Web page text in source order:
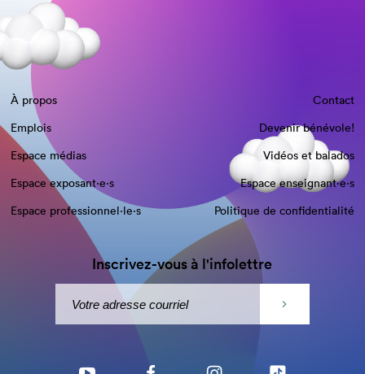
À propos
Contact
Emplois
Devenir bénévole!
Espace médias
Vidéos et balados
Espace exposant·e⋅s
Espace enseignant·e⋅s
Espace professionnel·le⋅s
Politique de confidentialité
Inscrivez-vous à l'infolettre